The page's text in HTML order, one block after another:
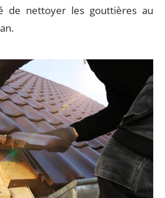
de nettoyer les gouttières au